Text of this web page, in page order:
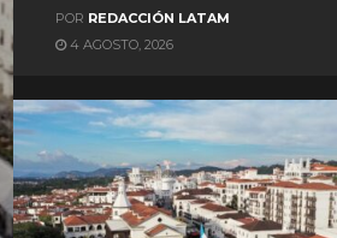
POR REDACCIÓN LATAM
4 AGOSTO, 2026